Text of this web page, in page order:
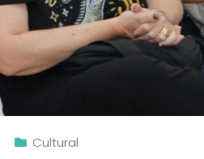
Cultural